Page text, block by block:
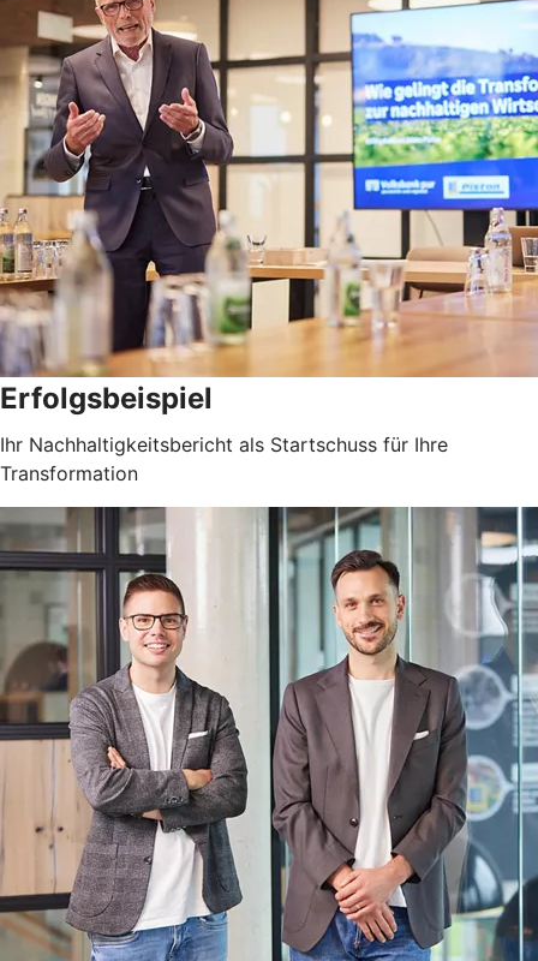
Erfolgsbeispiel
Ihr Nachhaltigkeitsbericht als Startschuss für Ihre
Transformation